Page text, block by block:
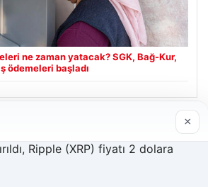
ne zaman yatacak? SGK, Bağ-Kur,
ödemeleri başladı
×